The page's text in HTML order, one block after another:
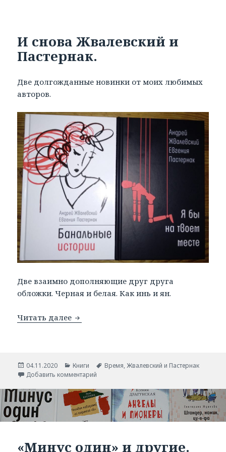
И снова Жвалевский и
Пастернак.
Две долгожданные новинки от моих любимых
авторов.
Две взаимно дополняющие друг друга
обложки. Черная и белая. Как инь и ян.
Читать далее И снова Жвалевский и Пастернак.
Опубликовано
04.11.2020 Рубрики
Книги Метки
Время,Жвалевский и Пастернак
Добавить комментарий
«Минус один» и другие.